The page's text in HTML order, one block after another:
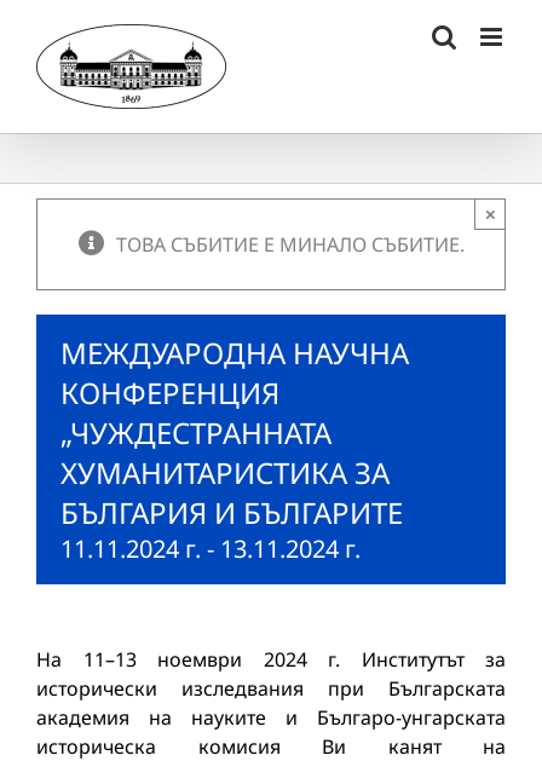
content
ТОВА СЪБИТИЕ Е МИНАЛО СЪБИТИЕ.
×
МЕЖДУАРОДНА НАУЧНА
КОНФЕРЕНЦИЯ
„ЧУЖДЕСТРАННАТА
ХУМАНИТАРИСТИКА ЗА
БЪЛГАРИЯ И БЪЛГАРИТЕ
11.11.2024 г. - 13.11.2024 г.
На 11–13 ноември 2024 г. Институтът за
исторически изследвания при Българската
академия на науките и Българо-унгарската
историческа комисия Ви канят на